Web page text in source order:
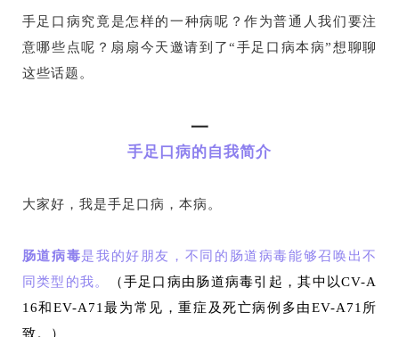
手足口病究竟是怎样的一种病呢？作为普通人我们要注
意哪些点呢？扇扇今天邀请到了“手足口病本病”想聊聊
这些话题。
一
手足口病的自我简介
大家好，我是手足口病，本病。
肠道病毒是我的好朋友，不同的肠道病毒能够召唤出不
同类型的我。
（手足口病由肠道病毒引起，其中以CV-A
16和EV-A71最为常见，重症及死亡病例多由EV-A71所
致。）